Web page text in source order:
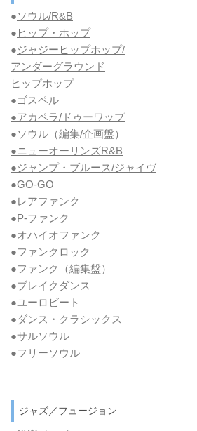
●ソウル/R&B
● ヒップ・ホップ
●ジャジーヒップホップ/
アンダーグラウンド
ヒップホップ
●ゴスペル
●アカペラ/ドゥーワップ
●ソウル （編集/企画盤）
●ニューオーリンズR&B
●ジャンプ・ブルース/ジャイヴ
●GO-GO
●レアファンク
●P-ファンク
●オハイオファンク
●ファンクロック
●ファンク
（編集盤）
●ブレイクダンス
●ユーロビート
●ダンス・クラシックス
●サルソウル
●フリーソウル
ジャズ／フュージョン